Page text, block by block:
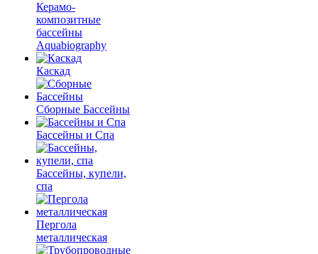
Керамо-
композитные
бассейны
Aquabiography
Каскад
Сборные Бассейны
Бассейны и Спа
Бассейны, купели,
спа
Пергола
металлическая